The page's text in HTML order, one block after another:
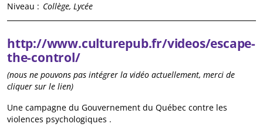
Niveau : Collège, Lycée
http://www.culturepub.fr/videos/escape-
the-control/
(nous ne pouvons pas intégrer la vidéo actuellement, merci de
cliquer sur le lien)
Une campagne du Gouvernement du Québec contre les
violences psychologiques .